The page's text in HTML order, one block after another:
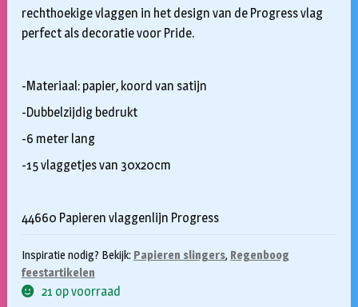
€5,50.€3,50.
rechthoekige vlaggen in het design van de Progress vlag
perfect als decoratie voor Pride.
-Materiaal: papier, koord van satijn
-Dubbelzijdig bedrukt
-6 meter lang
-15 vlaggetjes van 30x20cm
44660 Papieren vlaggenlijn Progress
Inspiratie nodig? Bekijk: Papieren slingers, Regenboog
feestartikelen
21 op voorraad